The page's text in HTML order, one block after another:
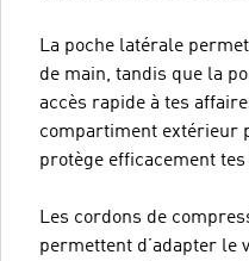
La poche latérale
de main, tandis que la
accès rapide à tes
compartiment extérieur
protège efficacement
Les cordons de
permettent d’adapter le